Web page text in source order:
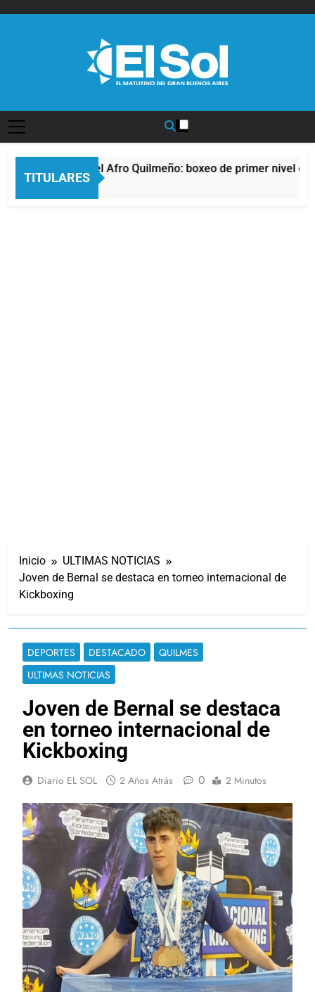
TITULARES
La noche del Afro Quilmeño: boxeo de primer nivel en
8 Horas Atrás
Inicio
ULTIMAS NOTICIAS
Joven de Bernal se destaca en torneo internacional de
Kickboxing
DEPORTES DESTACADO
QUILMES
ULTIMAS NOTICIAS
Joven de Bernal se destaca
en torneo internacional de
Kickboxing
Diario EL SOL 2 Años Atrás 0 2 Minutos